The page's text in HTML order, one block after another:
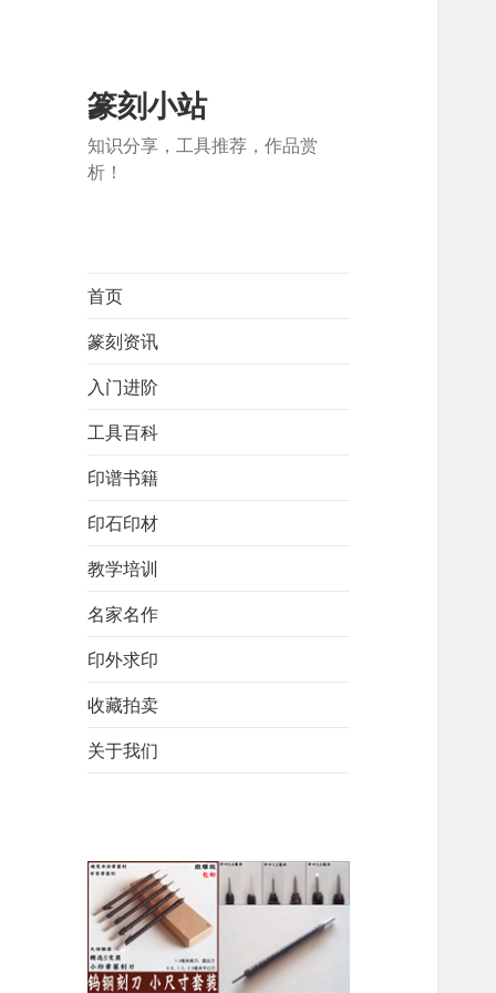
篆刻小站
知识分享，工具推荐，作品赏
析！
首页
篆刻资讯
入门进阶
工具百科
印谱书籍
印石印材
教学培训
名家名作
印外求印
收藏拍卖
关于我们